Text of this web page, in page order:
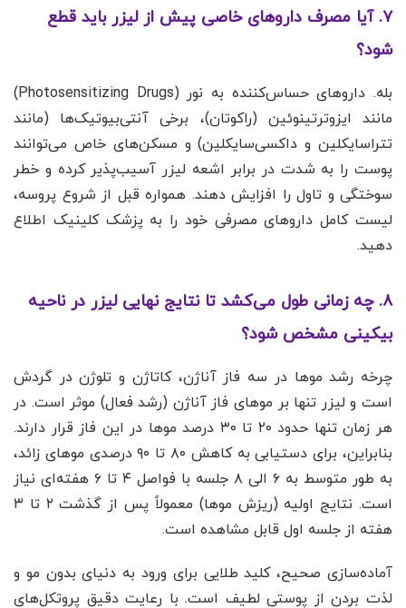
۷. آیا مصرف داروهای خاصی پیش از لیزر باید قطع
شود؟
بله. داروهای حساس‌کننده به نور (Photosensitizing Drugs)
مانند ایزوترتینوئین (راکوتان)، برخی آنتی‌بیوتیک‌ها (مانند
تتراسایکلین و داکسی‌سایکلین) و مسکن‌های خاص می‌توانند
پوست را به شدت در برابر اشعه لیزر آسیب‌پذیر کرده و خطر
سوختگی و تاول را افزایش دهند. همواره قبل از شروع پروسه،
لیست کامل داروهای مصرفی خود را به پزشک کلینیک اطلاع
دهید.
۸. چه زمانی طول می‌کشد تا نتایج نهایی لیزر در ناحیه
بیکینی مشخص شود؟
چرخه رشد موها در سه فاز آناژن، کاتاژن و تلوژن در گردش
است و لیزر تنها بر موهای فاز آناژن (رشد فعال) موثر است. در
هر زمان تنها حدود ۲۰ تا ۳۰ درصد موها در این فاز قرار دارند.
بنابراین، برای دستیابی به کاهش ۸۰ تا ۹۰ درصدی موهای زائد،
به طور متوسط به ۶ الی ۸ جلسه با فواصل ۴ تا ۶ هفته‌ای نیاز
است. نتایج اولیه (ریزش موها) معمولاً پس از گذشت ۲ تا ۳
هفته از جلسه اول قابل مشاهده است.
آماده‌سازی صحیح، کلید طلایی برای ورود به دنیای بدون مو و
لذت بردن از پوستی لطیف است. با رعایت دقیق پروتکل‌های